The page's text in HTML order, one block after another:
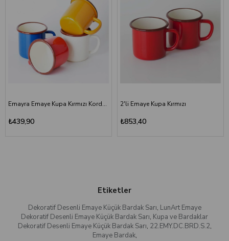
Emayra Emaye Kupa Kırmızı Kordon Kahve 380 ml | Çamlıca Home
₺439,90
2'li Emaye Kupa Kırmızı
₺853,40
Etiketler
Dekoratif Desenli Emaye Küçük Bardak Sarı, LunArt Emaye
Dekoratif Desenli Emaye Küçük Bardak Sarı, Kupa ve Bardaklar
Dekoratif Desenli Emaye Küçük Bardak Sarı, 22.EMY.DC.BRD.S.2,
Emaye Bardak,